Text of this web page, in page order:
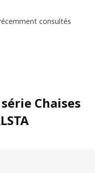
consultés
Chaises